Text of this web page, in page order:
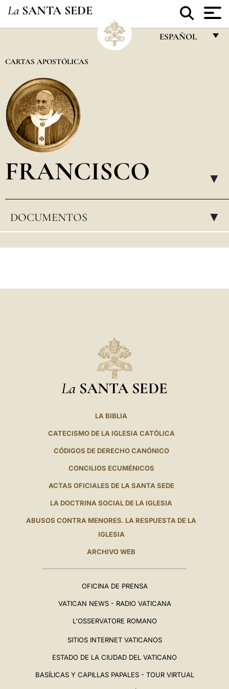
La SANTA SEDE
ESPAÑOL
العربيّة
CARTAS APOSTÓLICAS
FRANCISCO ▸
DOCUMENTOS ▸
La SANTA SEDE
LA BIBLIA
CATECISMO DE LA IGLESIA CATÓLICA
CÓDIGOS DE DERECHO CANÓNICO
CONCILIOS ECUMÉNICOS
ACTAS OFICIALES DE LA SANTA SEDE
LA DOCTRINA SOCIAL DE LA IGLESIA
ABUSOS CONTRA MENORES. LA RESPUESTA DE LA
IGLESIA
ARCHIVO WEB
OFICINA DE PRENSA
VATICAN NEWS - RADIO VATICANA
L'OSSERVATORE ROMANO
SITIOS INTERNET VATICANOS
ESTADO DE LA CIUDAD DEL VATICANO
BASÍLICAS Y CAPILLAS PAPALES - TOUR VIRTUAL